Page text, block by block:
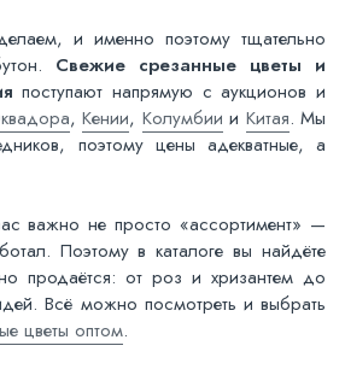
и именно поэтому тщательно
Свежие срезанные цветы и
поступают напрямую с аукционов и
, Кении, Колумбии и Китая. Мы
поэтому цены адекватные, а
важно не просто «ассортимент» —
Поэтому в каталоге вы найдёте
продаётся: от роз и хризантем до
Всё можно посмотреть и выбрать
цветы оптом.